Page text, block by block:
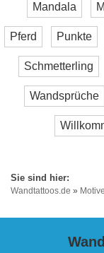
Mandala
Pferd Punkte
Schmetterling
Wandsprüche
Wandtattoos.de » Motive